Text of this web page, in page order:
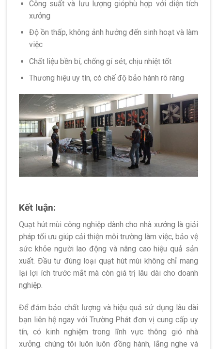
Công suất và lưu lượng gióphù hợp với diện tích
xưởng
Độ ồn thấp, không ảnh hưởng đến sinh hoạt và làm
việc
Chất liệu bền bỉ, chống gỉ sét, chịu nhiệt tốt
Thương hiệu uy tín, có chế độ bảo hành rõ ràng
Kết luận:
Quạt hút mùi công nghiệp dành cho nhà xưởng là giải
pháp tối ưu giúp cải thiện môi trường làm việc, bảo vệ
sức khỏe người lao động và nâng cao hiệu quả sản
xuất. Đầu tư đúng loại quạt hút mùi không chỉ mang
lại lợi ích trước mắt mà còn giá trị lâu dài cho doanh
nghiệp.
Để đảm bảo chất lượng và hiệu quả sử dụng lâu dài
bạn liên hệ ngay với Trường Phát đơn vị cung cấp uy
tín, có kinh nghiệm trong lĩnh vực thông gió nhà
xưởng. chúng tôi luôn luôn đồng hành, lắng nghe và